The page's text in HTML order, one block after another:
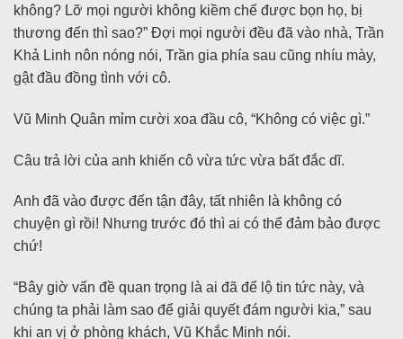
không? Lỡ mọi người không kiềm chế được bọn họ, bị
thương đến thì sao?” Đợi mọi người đều đã vào nhà, Trần
Khả Linh nôn nóng nói, Trần gia phía sau cũng nhíu mày,
gật đầu đồng tình với cô.
Vũ Minh Quân mỉm cười xoa đầu cô, “Không có việc gì.”
Câu trả lời của anh khiến cô vừa tức vừa bất đắc dĩ.
Anh đã vào được đến tận đây, tất nhiên là không có
chuyện gì rồi! Nhưng trước đó thì ai có thể đảm bảo được
chứ!
“Bây giờ vấn đề quan trọng là ai đã để lộ tin tức này, và
chúng ta phải làm sao để giải quyết đám người kia,” sau
khi an vị ở phòng khách, Vũ Khắc Minh nói.